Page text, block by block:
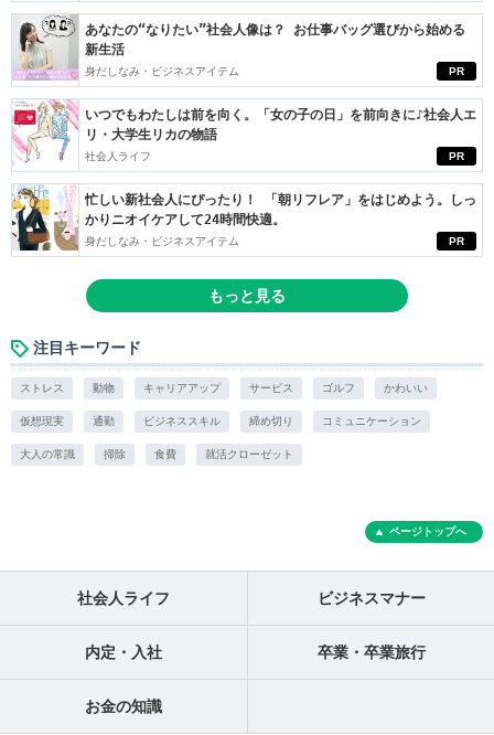
PR
あなたの“なりたい”社会人像は？ お仕事バッグ選びから始める
新生活
身だしなみ・ビジネスアイテム
PR
いつでもわたしは前を向く。「女の子の日」を前向きに♪社会人エ
リ・大学生リカの物語
社会人ライフ
PR
忙しい新社会人にぴったり！ 「朝リフレア」をはじめよう。しっ
かりニオイケアして24時間快適。
身だしなみ・ビジネスアイテム
もっと見る
注目キーワード
ストレス 動物 キャリアアップ サービス ゴルフ かわいい
仮想現実 通勤 ビジネススキル 締め切り コミュニケーション
大人の常識 掃除 食費 就活クローゼット
ページトップへ
社会人ライフ ビジネスマナー
内定・入社 卒業・卒業旅行
お金の知識